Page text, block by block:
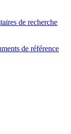
de recherche
de référence